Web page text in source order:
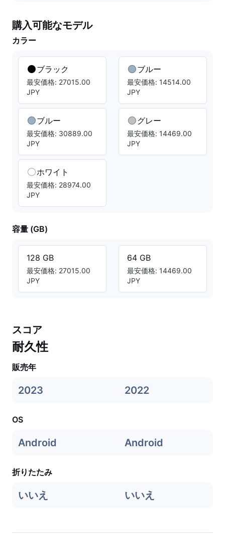
購入可能なモデル
カラー
ブラック
最安価格: 27015.00
JPY
ブルー
最安価格: 30889.00
JPY
ホワイト
最安価格: 28974.00
JPY
ブルー
最安価格: 14514.00
JPY
グレー
最安価格: 14469.00
JPY
容量 (GB)
128 GB
最安価格: 27015.00
JPY
64 GB
最安価格: 14469.00
JPY
スコア
耐久性
販売年
2023 2022
OS
Android Android
折りたたみ
いいえ いいえ